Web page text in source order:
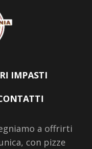
IMPASTI
a offrirti
con pizze